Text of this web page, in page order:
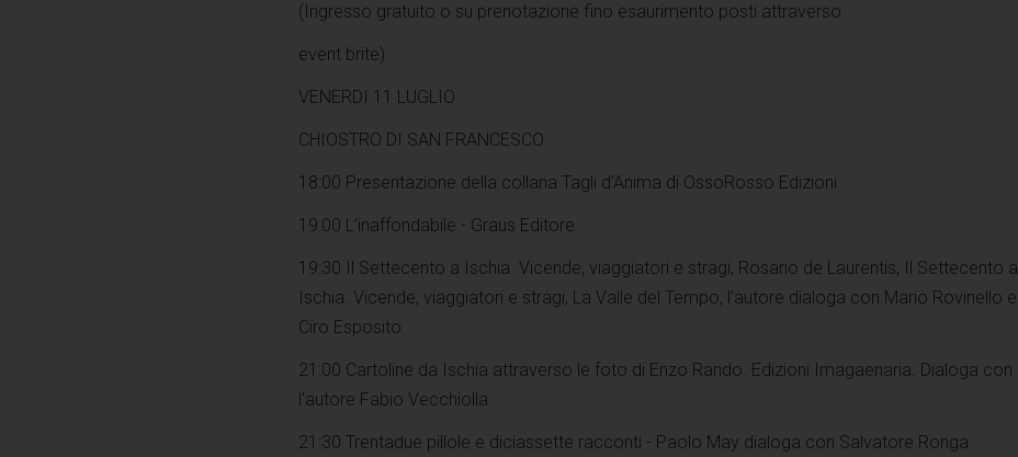
(Ingresso gratuito o su prenotazione fino esaurimento posti attraverso
event brite)
VENERDI 11 LUGLIO
CHIOSTRO DI SAN FRANCESCO
18:00 Presentazione della collana Tagli d’Anima di OssoRosso Edizioni
19:00 L’inaffondabile - Graus Editore
19:30 Il Settecento a Ischia. Vicende, viaggiatori e stragi, Rosario de Laurentis, Il Settecento a
Ischia. Vicende, viaggiatori e stragi, La Valle del Tempo, l’autore dialoga con Mario Rovinello e
Ciro Esposito
21:00 Cartoline da Ischia attraverso le foto di Enzo Rando. Edizioni Imagaenaria. Dialoga con
l'autore Fabio Vecchiolla
21:30 Trentadue pillole e diciassette racconti - Paolo May dialoga con Salvatore Ronga